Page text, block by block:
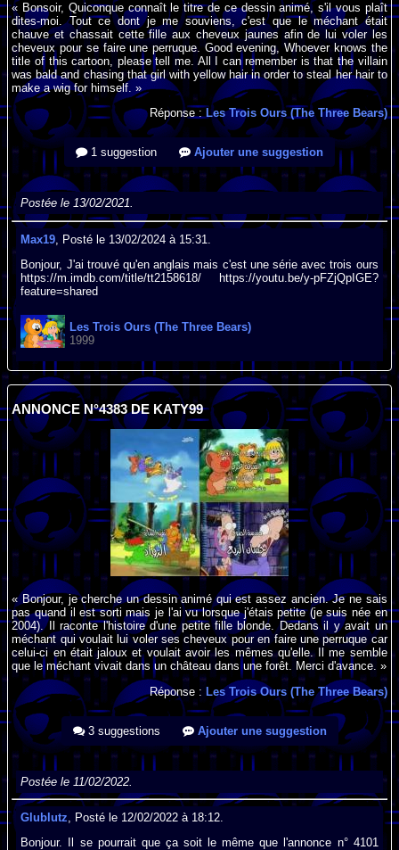
« Bonsoir, Quiconque connaît le titre de ce dessin animé, s'il vous plaît
dites-moi. Tout ce dont je me souviens, c'est que le méchant était
chauve et chassait cette fille aux cheveux jaunes afin de lui voler les
cheveux pour se faire une perruque. Good evening, Whoever knows the
title of this cartoon, please tell me. All I can remember is that the villain
was bald and chasing that girl with yellow hair in order to steal her hair to
make a wig for himself. »
Réponse :Les Trois Ours (The Three Bears)
1 suggestion Ajouter une suggestion
Postée le 13/02/2021.
Max19 , Posté le 13/02/2024 à 15:31.
Bonjour, J'ai trouvé qu'en anglais mais c'est une série avec trois ours
https://m.imdb.com/title/tt2158618/ https://youtu.be/y-pFZjQpIGE?
feature=shared
Les Trois Ours (The Three Bears)
1999
ANNONCE N°4383 DE KATY99
« Bonjour, je cherche un dessin animé qui est assez ancien. Je ne sais
pas quand il est sorti mais je l'ai vu lorsque j'étais petite (je suis née en
2004). Il raconte l'histoire d'une petite fille blonde. Dedans il y avait un
méchant qui voulait lui voler ses cheveux pour en faire une perruque car
celui-ci en était jaloux et voulait avoir les mêmes qu'elle. Il me semble
que le méchant vivait dans un château dans une forêt. Merci d'avance. »
Réponse : Les Trois Ours (The Three Bears)
3 suggestions Ajouter une suggestion
Postée le 11/02/2022.
Glublutz , Posté le 12/02/2022 à 18:12.
Bonjour. Il se pourrait que ça soit le même que l'annonce n° 4101